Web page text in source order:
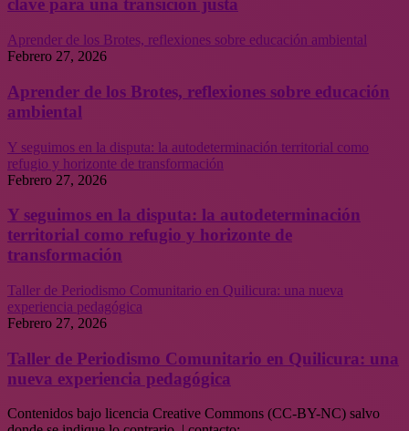
clave para una transición justa
Aprender de los Brotes, reflexiones sobre educación ambiental
Febrero 27, 2026
Aprender de los Brotes, reflexiones sobre educación
ambiental
Y seguimos en la disputa: la autodeterminación territorial como
refugio y horizonte de transformación
Febrero 27, 2026
Y seguimos en la disputa: la autodeterminación
territorial como refugio y horizonte de
transformación
Taller de Periodismo Comunitario en Quilicura: una nueva
experiencia pedagógica
Febrero 27, 2026
Taller de Periodismo Comunitario en Quilicura: una
nueva experiencia pedagógica
Contenidos bajo licencia Creative Commons (CC-BY-NC) salvo